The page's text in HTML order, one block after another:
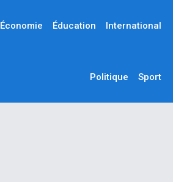
Économie Éducation International
Politique Sport